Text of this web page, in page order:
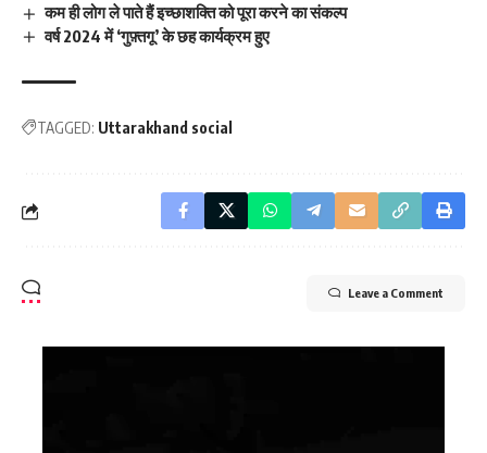
कम ही लोग ले पाते हैं इच्छाशक्ति को पूरा करने का संकल्प
वर्ष 2024 में ‘गुफ़्तगू’ के छह कार्यक्रम हुए
TAGGED: Uttarakhand social
Leave a Comment